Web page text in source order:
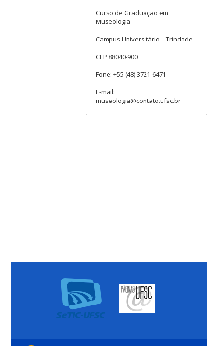
Curso de Graduação em
Museologia
Campus Universitário – Trindade
CEP 88040-900
Fone: +55 (48) 3721-6471
E-mail:
museologia@contato.ufsc.br